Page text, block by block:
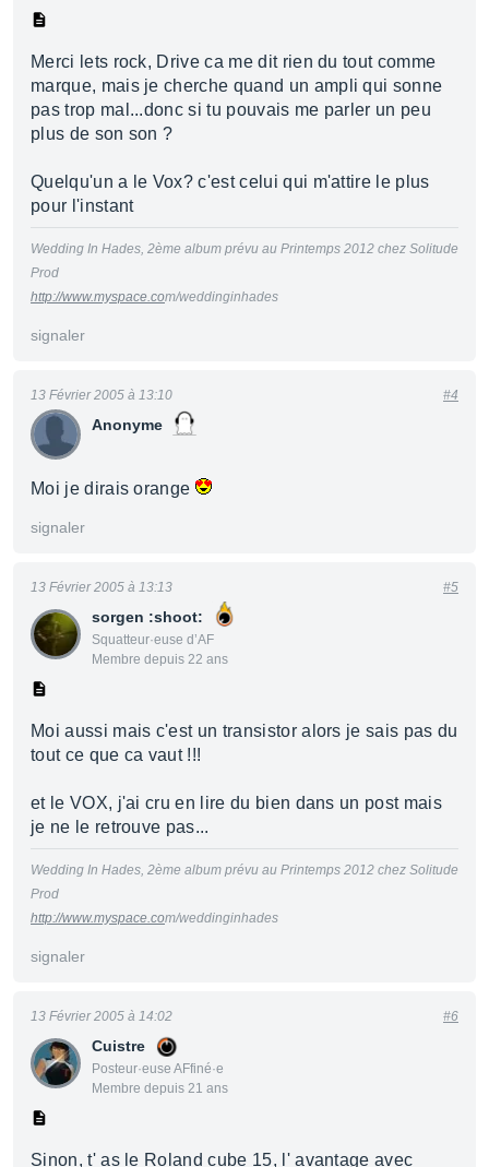
Merci lets rock, Drive ca me dit rien du tout comme
marque, mais je cherche quand un ampli qui sonne
pas trop mal...donc si tu pouvais me parler un peu
plus de son son ?
Quelqu'un a le Vox? c'est celui qui m'attire le plus
pour l'instant
Wedding In Hades, 2ème album prévu au Printemps 2012 chez Solitude
Prod
http://www.myspace.com/weddinginhades
signaler
Anonyme
13 Février 2005 à 13:10 #4
Moi je dirais orange
signaler
sorgen :shoot:
Squatteur·euse d’AF
Membre depuis 22 ans
13 Février 2005 à 13:13 #5
Moi aussi mais c'est un transistor alors je sais pas du
tout ce que ca vaut !!!
et le VOX, j'ai cru en lire du bien dans un post mais
je ne le retrouve pas...
Wedding In Hades, 2ème album prévu au Printemps 2012 chez Solitude
Prod
http://www.myspace.com/weddinginhades
signaler
Cuistre
Posteur·euse AFfiné·e
Membre depuis 21 ans
13 Février 2005 à 14:02 #6
Sinon, t' as le Roland cube 15, l' avantage avec